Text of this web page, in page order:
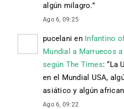
algún milagro.”
Ago 6, 09:25
pucelani en Infantino
Mundial a Marruecos
según The Times: “La
en el Mundial USA,
asiático y algún
Ago 6, 09:22